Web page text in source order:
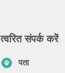
त्वरित संपर्क करें
पता